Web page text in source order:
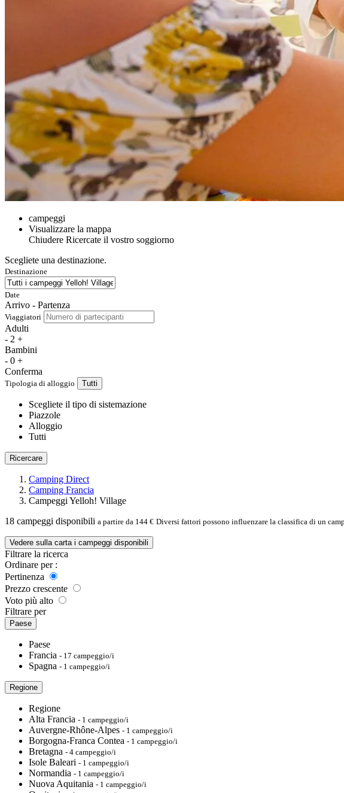
campeggi
Visualizzare la mappa
Chiudere Ricercate il vostro soggiorno
Scegliete una destinazione.
Destinazione
Date
Arrivo - Partenza
Viaggiatori
Adulti
- 2 +
Bambini
- 0 +
Conferma
Tipologia di alloggio Tutti
Scegliete il tipo di sistemazione
Piazzole
Alloggio
Tutti
Ricercare
Camping Direct
Camping Francia
Campeggi Yelloh! Village
18 campeggi disponibili a partire da 144 € Diversi fattori possono influenzare la classifica di un
Vedere sulla carta i campeggi disponibili
Filtrare la ricerca
Ordinare per :
Pertinenza
Prezzo crescente
Voto più alto
Filtrare per
Paese
Paese
Francia - 17 campeggio/i
Spagna - 1 campeggio/i
Regione
Regione
Alta Francia - 1 campeggio/i
Auvergne-Rhône-Alpes - 1 campeggio/i
Borgogna-Franca Contea - 1 campeggio/i
Bretagna - 4 campeggio/i
Isole Baleari - 1 campeggio/i
Normandia - 1 campeggio/i
Nuova Aquitania - 1 campeggio/i